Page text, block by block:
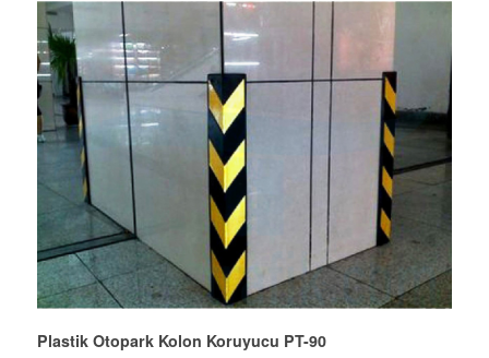
Plastik Otopark Kolon Koruyucu PT-90